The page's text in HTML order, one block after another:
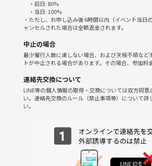
■🕓日程：毎週水曜日19:15-21:15
■🚉場所：サクラカフェ日暮里
■💴入場料： 事前決済チケット：1,000円
※入場時にカフェにてドリンクの注文をお願いし
参加ルール
-学生さん大歓迎です
・前日: 80%
・当日: 100%
・ただし、お申し込み後 6時間以内（イベント当日
ャンセルされた場合は全額返金されます。
中止の場合
最少催行人数に達しない場合、および天候不順など
トが中止される場合があります。その場合、参加料
連絡先交換について
LINE等の個人情報の取得・交換については双方同意
い。連絡先交換のルール（禁止事項等）について詳
い。